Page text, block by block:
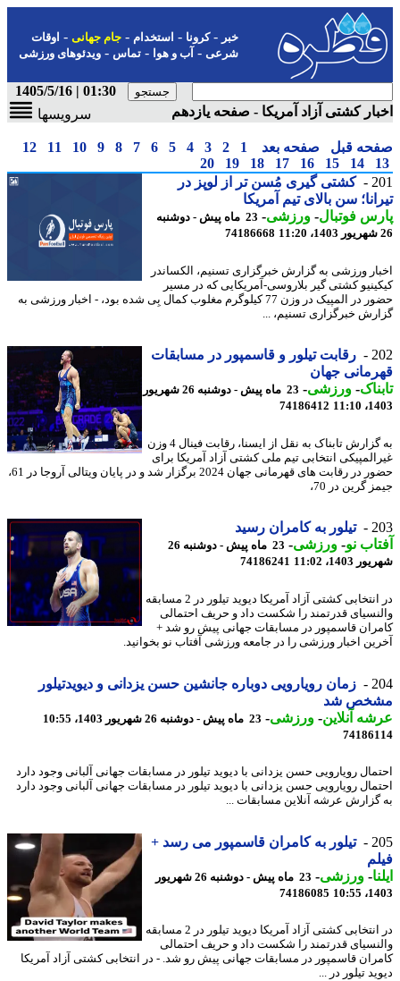
-کرونا-استخدام- جام جهانی-اوقات
شرعی-آب و هوا-تماس-ویدئوهای ورزشی
01:30 | 1405/5/16
کشتی آزاد آمریکا - صفحه یازدهم
سرویسها
قبل صفحه بعد 1
2
3
4
5
6
7
8
9
10
11
12
14
15
16
17
18
19
20
کشتی گیری مُسن تر از لوپز در
سن بالای تیم آمریکا
فوتبال-ورزشی-
23 ماه پیش - دوشنبه
74186668
ورزشی به گزارش خبرگزاری تسنیم، الکساندر
کشتی گیر بلاروسی-آمریکایی که در مسیر
حضور در المپیک در وزن 77 کیلوگرم مغلوب کمال بِی شده بود، - اخبار ورزشی به
خبرگزاری تسنیم، ...
رقابت تیلور و قاسمپور در مسابقات
جهان
-ورزشی-
23 ماه پیش - دوشنبه 26 شهریور
74186412
به گزارش تابناک به نقل از ایسنا، رقابت فینال 4 وزن
انتخابی تیم ملی کشتی آزاد آمریکا برای
حضور در رقابت های قهرمانی جهان 2024 برگزار شد و در پایان ویتالی آروجا در 61،
گرین در 70،
تیلور به کامران رسید
نو- ورزشی-
23 ماه پیش - دوشنبه 26
11:02
74186241
در انتخابی کشتی آزاد آمریکا دیوید تیلور در 2 مسابقه
قدرتمند را شکست داد و حریف احتمالی
قاسمپور در مسابقات جهانی پیش رو شد +
اخبار ورزشی را در جامعه ورزشی آفتاب نو بخوانید.
زمان رویارویی دوباره جانشین حسن یزدانی و دیویدتیلور
شد
آنلاین-ورزشی-23 ماه پیش - دوشنبه 26 شهریور 1403، 10:55
رویارویی حسن یزدانی با دیوید تیلور در مسابقات جهانی آلبانی وجود دارد
رویارویی حسن یزدانی با دیوید تیلور در مسابقات جهانی آلبانی وجود دارد
عرشه آنلاین مسابقات ...
تیلور به کامران قاسمپور می رسد +
-ورزشی-
23 ماه پیش - دوشنبه 26 شهریور
74186085
در انتخابی کشتی آزاد آمریکا دیوید تیلور در 2 مسابقه
قدرتمند را شکست داد و حریف احتمالی
قاسمپور در مسابقات جهانی پیش رو شد. - در انتخابی کشتی آزاد آمریکا
تیلور در ...